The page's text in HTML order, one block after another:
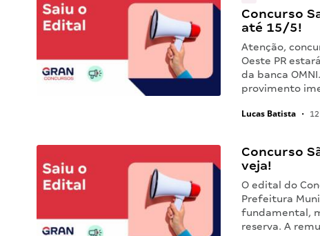
Concurso
até 15/5!
Atenção,
Oeste PR
da banca
provimento
Lucas Batista •
Concurso
veja!
O edital do
Prefeitura
fundamental,
reserva. A